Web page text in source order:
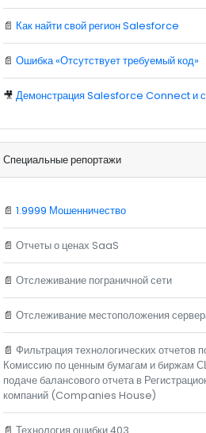
📄 Как найти свой регион Salesforce
📄 Ошибка «Отсутствует требуемый код»
🎥 Демонстрация Salesforce Connect и
Специальные репортажи
📄 1.9999 Мошенничество
📄 Отчеты о ценах SaaS
📄 Отслеживание пограничной сети
📄 Отслеживание местоположения
📄 Фильтрация технологических отчетов
Комиссию по ценным бумагам и биржам
подаче балансового отчета в
компаний (Companies House)
📄 Технология ошибки 403